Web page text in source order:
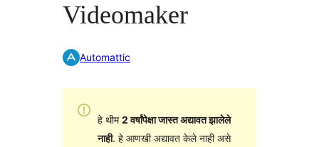
Videomaker
Automattic
हे थीम2 वर्षांपेक्षा जास्त अद्यावत झालेले
नाही. हे आणखी अद्यावत केले नाही असे